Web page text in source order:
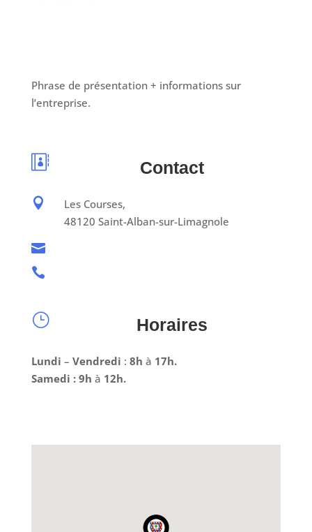
Phrase de présentation + informations sur
l’entreprise.
 Contact

Les Courses,
48120 Saint-Alban-sur-Limagnole


} Horaires
Lundi – Vendredi : 8h à 17h.
Samedi : 9h à 12h.